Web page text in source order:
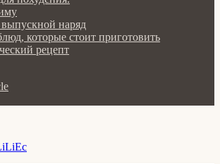
наряд
которые стоит приготовить
рецепт